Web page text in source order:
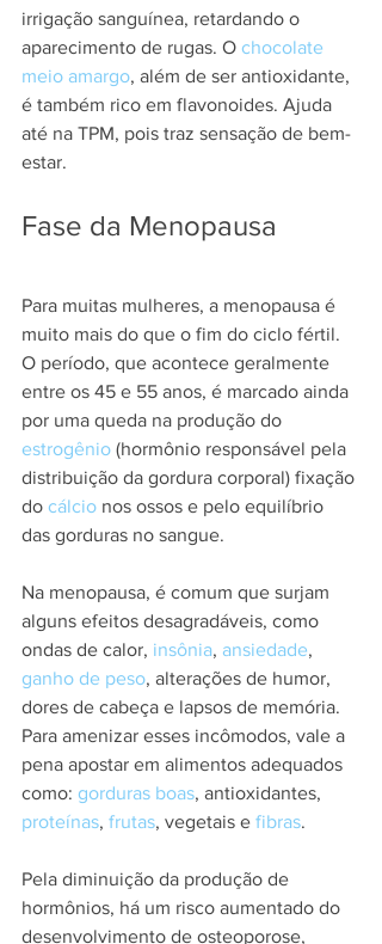
irrigação sanguínea, retardando o
aparecimento de rugas. O chocolate
meio amargo, além de ser antioxidante,
é também rico em flavonoides. Ajuda
até na TPM, pois traz sensação de bem-
estar.
Fase da Menopausa
Para muitas mulheres, a menopausa é
muito mais do que o fim do ciclo fértil.
O período, que acontece geralmente
entre os 45 e 55 anos, é marcado ainda
por uma queda na produção do
estrogênio (hormônio responsável pela
distribuição da gordura corporal) fixação
do cálcio nos ossos e pelo equilíbrio
das gorduras no sangue.
Na menopausa, é comum que surjam
alguns efeitos desagradáveis, como
ondas de calor, insônia, ansiedade,
ganho de peso, alterações de humor,
dores de cabeça e lapsos de memória.
Para amenizar esses incômodos, vale a
pena apostar em alimentos adequados
como: gorduras boas, antioxidantes,
proteínas, frutas, vegetais e fibras.
Pela diminuição da produção de
hormônios, há um risco aumentado do
desenvolvimento de osteoporose,